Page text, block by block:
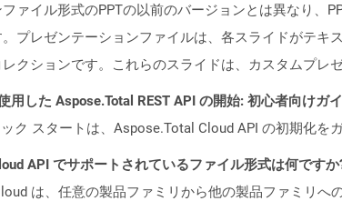
ァイル形式のPPTの以前のバージョンとは異なり、
プレゼンテーションファイルは、各スライドがテキ
クションです。これらのスライドは、カスタムプレ
用した Aspose.Total REST API の開始: 初心者向けガ
ク スタートは、Aspose.Total Cloud API の初期化を
API でサポートされているファイル形式は何ですか
は、任意の製品ファミリから他の製品ファミリへ